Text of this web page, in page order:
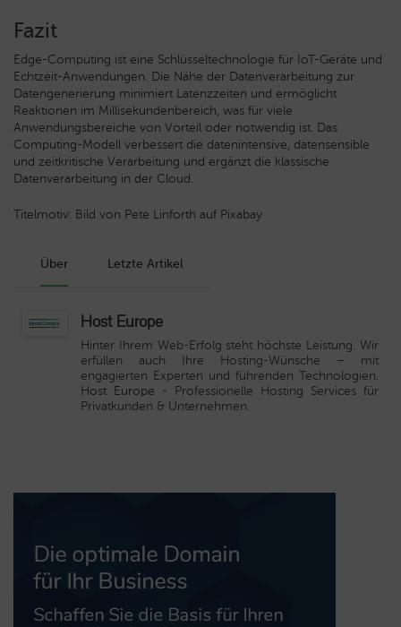
Fazit
Edge-Computing ist eine Schlüsseltechnologie für IoT-Geräte und
Echtzeit-Anwendungen. Die Nähe der Datenverarbeitung zur
Datengenerierung minimiert Latenzzeiten und ermöglicht
Reaktionen im Millisekundenbereich, was für viele
Anwendungsbereiche von Vorteil oder notwendig ist. Das
Computing-Modell verbessert die datenintensive, datensensible
und zeitkritische Verarbeitung und ergänzt die klassische
Datenverarbeitung in der Cloud.
Titelmotiv: Bild von Pete Linforth auf Pixabay
Über Letzte Artikel
Host Europe
Hinter Ihrem Web-Erfolg steht höchste Leistung. Wir
erfüllen auch Ihre Hosting-Wünsche – mit
engagierten Experten und führenden Technologien.
Host Europe - Professionelle Hosting Services für
Privatkunden & Unternehmen.